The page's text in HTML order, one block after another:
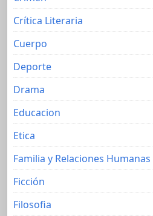
Crítica Literaria
Cuerpo
Deporte
Drama
Educacion
Etica
Familia y Relaciones Humanas
Ficción
Filosofia